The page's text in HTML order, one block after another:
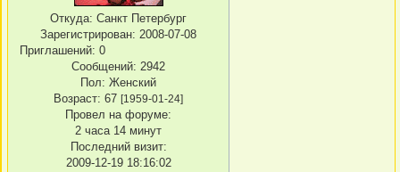
Откуда: Санкт Петербург
Зарегистрирован: 2008-07-08
Приглашений: 0
Сообщений: 2942
Пол: Женский
Возраст: 67 [1959-01-24]
Провел на форуме:
2 часа 14 минут
Последний визит:
2009-12-19 18:16:02